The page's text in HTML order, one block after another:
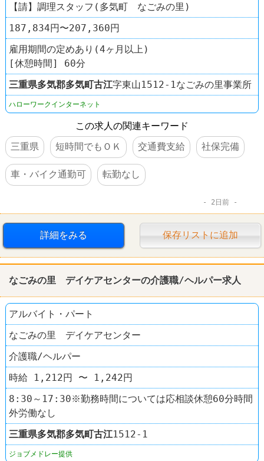
【請】調理スタッフ(多気町 なごみの里)
187,834円〜207,360円
雇用期間の定めあり(4ヶ月以上)
[休憩時間] 60分
三重県多気郡多気町古江字東山1512-1なごみの里事業所
ハローワークインターネット
この求人の関連キーワード
三重県
短時間でもＯＫ 交通費支給 社保完備
車・バイク通勤可 転勤なし
2日前
詳細をみる 保存リストに追加
なごみの里 デイケアセンターの介護職/ヘルパー求人
アルバイト・パート
なごみの里 デイケアセンター
介護職/ヘルパー
時給 1,212円 〜 1,242円
8:30～17:30※勤務時間については応相談休憩60分時間
外労働なし
三重県多気郡多気町古江1512-1
ジョブメドレー提供